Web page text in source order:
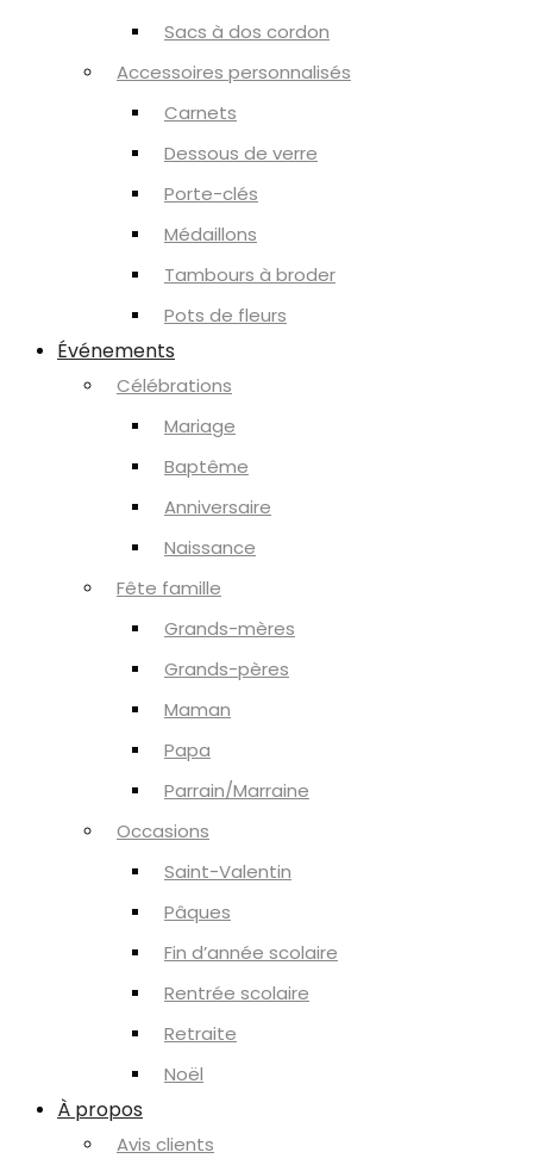
Sacs à dos cordon
Accessoires personnalisés
Carnets
Dessous de verre
Porte-clés
Médaillons
Tambours à broder
Pots de fleurs
Événements
Célébrations
Mariage
Baptême
Anniversaire
Naissance
Fête famille
Grands-mères
Grands-pères
Maman
Papa
Parrain/Marraine
Occasions
Saint-Valentin
Pâques
Fin d’année scolaire
Rentrée scolaire
Retraite
Noël
À propos
Avis clients